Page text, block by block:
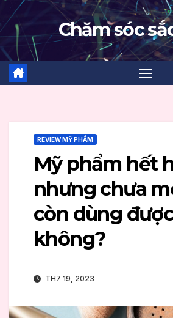
Skip
to
content
Chăm sóc
REVIEW MỸ PHẨM
Mỹ phẩm hết
nhưng chưa
còn dùng
không?
TH7 19, 2023